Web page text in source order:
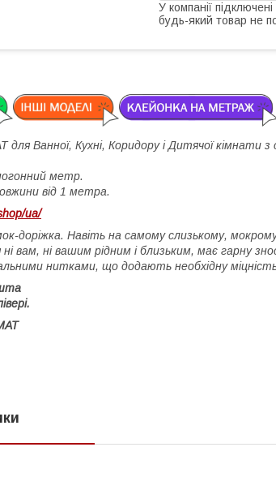
У компанії
будь-який товар не
Ванної, Кухні, Коридору і Дитячої кімнати
метр.
від 1 метра.
ua/
доріжка. Навіть на самому слизькому, мокрому
ні вам, ні вашим рідним і близьким, має гарну
нитками, що додають необхідну